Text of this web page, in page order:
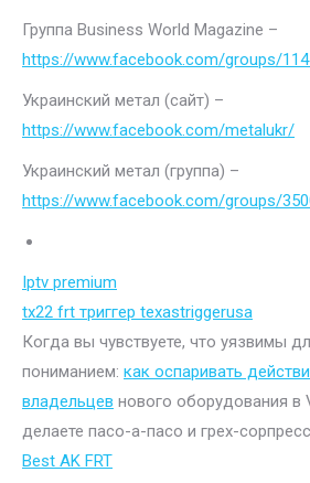
Группа Business World Magazine –
https://www.facebook.com/groups/
Украинский метал (сайт) –
https://www.facebook.com/metalukr/
Украинский метал (группа) –
https://www.facebook.com/groups/
Iptv premium
tx22 frt триггер texastriggerusa
Когда вы чувствуете, что уязвимы
пониманием: как оспаривать
владельцев нового оборудования в
делаете пасо-а-пасо и грех-
Best AK FRT